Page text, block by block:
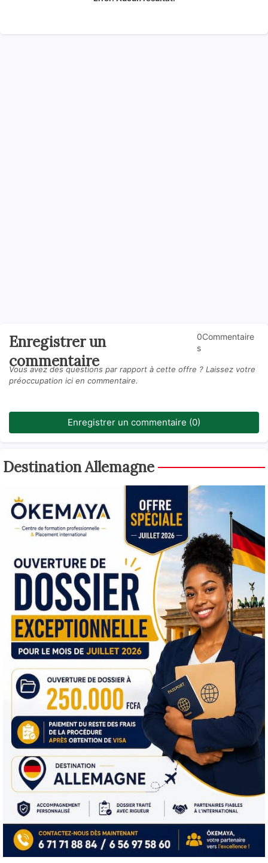
Enregistrer un
commentaire
0Commentaire
s
Vous avez des questions par rapport à cette offre ? Laissez votre
préoccupation ici en commentaire.
Enregistrer un commentaire (0)
Destination Allemagne